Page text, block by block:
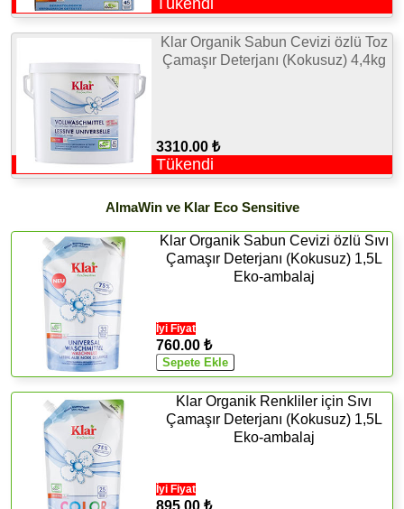
Tükendi
Klar Organik Sabun Cevizi özlü Toz
Çamaşır Deterjanı (Kokusuz) 4,4kg
3310.00 ₺
Tükendi
AlmaWin ve Klar Eco Sensitive
Klar Organik Sabun Cevizi özlü Sıvı
Çamaşır Deterjanı (Kokusuz) 1,5L
Eko-ambalaj
İyi Fiyat
760.00 ₺
Klar Organik Renkliler için Sıvı
Çamaşır Deterjanı (Kokusuz) 1,5L
Eko-ambalaj
İyi Fiyat
895.00 ₺